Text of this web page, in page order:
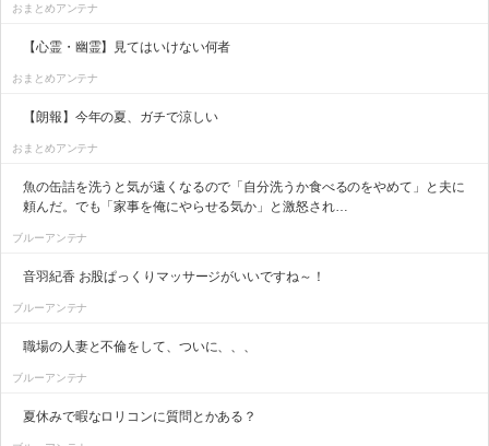
おまとめアンテナ
【心霊・幽霊】見てはいけない何者
おまとめアンテナ
【朗報】今年の夏、ガチで涼しい
おまとめアンテナ
魚の缶詰を洗うと気が遠くなるので「自分洗うか食べるのをやめて」と夫に
頼んだ。でも「家事を俺にやらせる気か」と激怒され…
ブルーアンテナ
音羽紀香 お股ぱっくりマッサージがいいですね～！
ブルーアンテナ
職場の人妻と不倫をして、ついに、、、
ブルーアンテナ
夏休みで暇なロリコンに質問とかある？